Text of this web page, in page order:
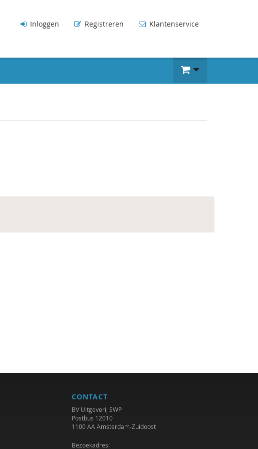
Inloggen Registreren Klantenservice
CONTACT
BV Uitgeverij SWP
Postbus 12010
1100 AA Amsterdam-Zuidoost
Bezoekadres: